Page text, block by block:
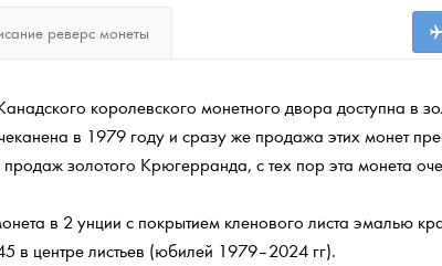
реверс монеты
королевского монетного двора доступна в
в 1979 году и сразу же продажа этих монет
золотого Крюгерранда, с тех пор эта монета
в 2 унции с покрытием кленового листа эмалью
в центре листьев (юбилей 1979–2024 гг).